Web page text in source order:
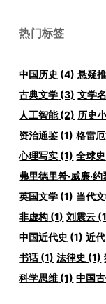
热门标签
中国历史 (4) 悬疑
古典文学 (3) 文学
人工智能(2) 历史
资治通鉴 (1) 格雷
心理写实 (1) 全球史
弗里德里希·威廉·约
英国文学 (1) 当代
非虚构 (1) 刘震云
中国近代史 (1) 近
书话(1) 法律史 (1)
科学思维 (1) 中国